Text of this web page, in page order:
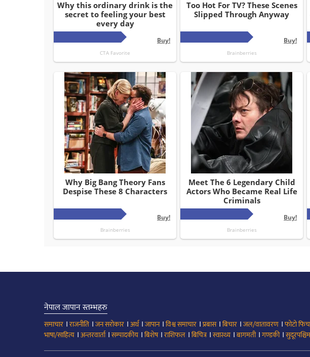
नेपाल जापान स्तम्भहरु
समाचार ।राजनीति ।जन सरोकार ।अर्थ।जापान।विश्व समाचार ।प्रबास।बिचार ।जल/वातावरण ।फोटो
भाषा/साहित्य ।अन्तरवार्ता।सम्पादकीय ।बिशेष।राशिफल ।बिचित्र।स्वास्थ्य ।बागमती।गण्डकी।सुदूरपश्चिम